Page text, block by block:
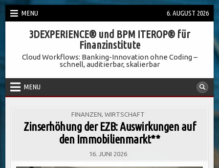
Skip
to
MENU 6. AUGUST 2026
3DEXPERIENCE® und BPM ITEROP® für
Finanzinstitute
Cloud Workflows: Banking-Innovation ohne Coding –
schnell, auditierbar, skalierbar
MENU
POSTED
FINANZEN WIRTSCHAFT
Zinserhöhung der EZB: Auswirkungen auf
den Immobilienmarkt**
16. JUNI 2026